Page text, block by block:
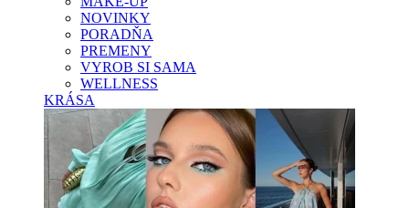
NOVINKY
PORADŇA
PREMENY
VYROB SI SAMA
WELLNESS
KRÁSA